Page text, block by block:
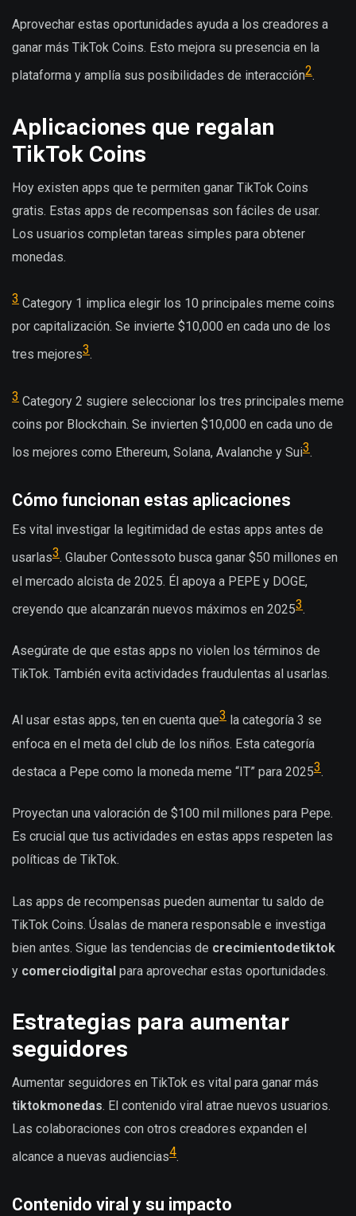
Aprovechar estas oportunidades ayuda a los creadores a
ganar más TikTok Coins. Esto mejora su presencia en la
plataforma y amplía sus posibilidades de interacción2.
Aplicaciones que regalan
TikTok Coins
Hoy existen apps que te permiten ganar TikTok Coins
gratis. Estas apps de recompensas son fáciles de usar.
Los usuarios completan tareas simples para obtener
monedas.
3 Category 1 implica elegir los 10 principales meme coins
por capitalización. Se invierte $10,000 en cada uno de los
tres mejores3.
3 Category 2 sugiere seleccionar los tres principales meme
coins por Blockchain. Se invierten $10,000 en cada uno de
los mejores como Ethereum, Solana, Avalanche y Sui3.
Cómo funcionan estas aplicaciones
Es vital investigar la legitimidad de estas apps antes de
usarlas3. Glauber Contessoto busca ganar $50 millones en
el mercado alcista de 2025. Él apoya a PEPE y DOGE,
creyendo que alcanzarán nuevos máximos en 20253.
Asegúrate de que estas apps no violen los términos de
TikTok. También evita actividades fraudulentas al usarlas.
Al usar estas apps, ten en cuenta que3 la categoría 3 se
enfoca en el meta del club de los niños. Esta categoría
destaca a Pepe como la moneda meme “IT” para 20253.
Proyectan una valoración de $100 mil millones para Pepe.
Es crucial que tus actividades en estas apps respeten las
políticas de TikTok.
Las apps de recompensas pueden aumentar tu saldo de
TikTok Coins. Úsalas de manera responsable e investiga
bien antes. Sigue las tendencias de crecimientodetiktok
y comerciodigital para aprovechar estas oportunidades.
Estrategias para aumentar
seguidores
Aumentar seguidores en TikTok es vital para ganar más
tiktokmonedas. El contenido viral atrae nuevos usuarios.
Las colaboraciones con otros creadores expanden el
alcance a nuevas audiencias4.
Contenido viral y su impacto